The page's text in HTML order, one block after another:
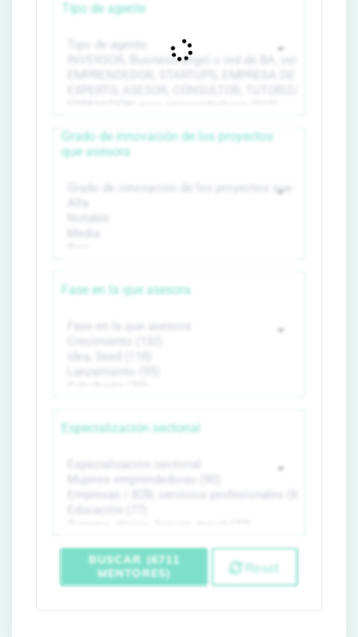
Tipo de agente
Grado de innovación de los proyectos
que asesora
Fase en la que asesora
Especialización sectorial
BUSCAR (6711
MENTORES)
Reset